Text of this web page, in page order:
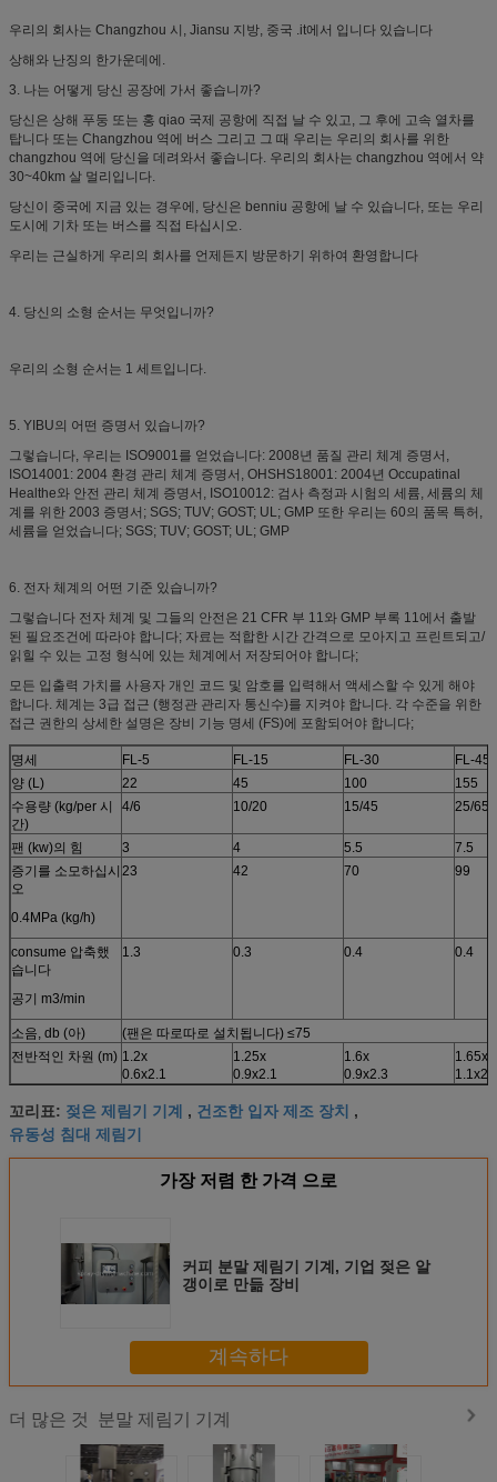
우리의 회사는 Changzhou 시, Jiansu 지방, 중국 .it에서 입니다 있습니다
상해와 난징의 한가운데에.
3. 나는 어떻게 당신 공장에 가서 좋습니까?
당신은 상해 푸둥 또는 홍 qiao 국제 공항에 직접 날 수 있고, 그 후에 고속 열차를
탑니다 또는 Changzhou 역에 버스 그리고 그 때 우리는 우리의 회사를 위한
changzhou 역에 당신을 데려와서 좋습니다. 우리의 회사는 changzhou 역에서 약
30~40km 살 멀리입니다.
당신이 중국에 지금 있는 경우에, 당신은 benniu 공항에 날 수 있습니다, 또는 우리
도시에 기차 또는 버스를 직접 타십시오.
우리는 근실하게 우리의 회사를 언제든지 방문하기 위하여 환영합니다
4. 당신의 소형 순서는 무엇입니까?
우리의 소형 순서는 1 세트입니다.
5. YIBU의 어떤 증명서 있습니까?
그렇습니다, 우리는 ISO9001를 얻었습니다: 2008년 품질 관리 체계 증명서,
ISO14001: 2004 환경 관리 체계 증명서, OHSHS18001: 2004년 Occupatinal
Healthe와 안전 관리 체계 증명서, ISO10012: 검사 측정과 시험의 세륨, 세륨의 체
계를 위한 2003 증명서; SGS; TUV; GOST; UL; GMP 또한 우리는 60의 품목 특허,
세륨을 얻었습니다; SGS; TUV; GOST; UL; GMP
6. 전자 체계의 어떤 기준 있습니까?
그렇습니다 전자 체계 및 그들의 안전은 21 CFR 부 11와 GMP 부록 11에서 출발
된 필요조건에 따라야 합니다; 자료는 적합한 시간 간격으로 모아지고 프린트되고/
읽힐 수 있는 고정 형식에 있는 체계에서 저장되어야 합니다;
모든 입출력 가치를 사용자 개인 코드 및 암호를 입력해서 액세스할 수 있게 해야
합니다. 체계는 3급 접근 (행정관 관리자 통신수)를 지켜야 합니다. 각 수준을 위한
접근 권한의 상세한 설명은 장비 기능 명세 (FS)에 포함되어야 합니다;
명세 FL-5 FL-15 FL-30
FL-45
양 (L)
22 45 100
155
수용량 (kg/per 시
간)
4/6 10/20 15/45 25/65
팬 (kw)의 힘 3 4 5.5
7.5
증기를 소모하십시
오
0.4MPa (kg/h)
23 42 70 99
consume 압축했
습니다
공기 m3/min
1.3 0.3 0.4 0.4
소음, db (아)
(팬은 따로따로 설치됩니다) ≤75
전반적인 차원 (m) 1.2x
0.6x2.1
1.25x
0.9x2.1
1.6x
0.9x2.3
1.65x
꼬리표: 젖은 제림기 기계 , 건조한 입자 제조 장치 ,
유동성 침대 제림기
가장 저렴 한 가격 으로
커피 분말 제림기 기계, 기업 젖은 알
갱이로 만듦 장비
계속하다
더 많은 것 분말 제림기 기계